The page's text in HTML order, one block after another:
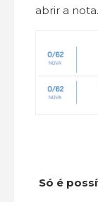
abrir a nota.
Só é